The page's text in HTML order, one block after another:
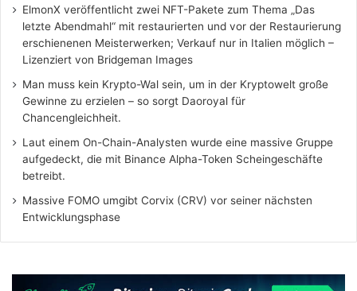
ElmonX veröffentlicht zwei NFT-Pakete zum Thema „Das
letzte Abendmahl“ mit restaurierten und vor der Restaurierung
erschienenen Meisterwerken; Verkauf nur in Italien möglich –
Lizenziert von Bridgeman Images
Man muss kein Krypto-Wal sein, um in der Kryptowelt große
Gewinne zu erzielen – so sorgt Daoroyal für
Chancengleichheit.
Laut einem On-Chain-Analysten wurde eine massive Gruppe
aufgedeckt, die mit Binance Alpha-Token Scheingeschäfte
betreibt.
Massive FOMO umgibt Corvix (CRV) vor seiner nächsten
Entwicklungsphase